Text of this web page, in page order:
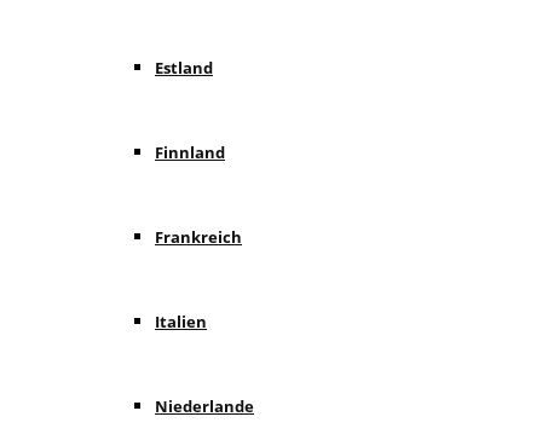
Estland
Finnland
Frankreich
Italien
Niederlande